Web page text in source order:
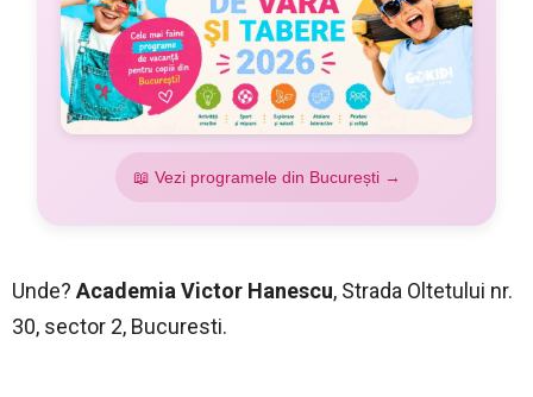
📖 Vezi programele din București →
Unde? Academia Victor Hanescu, Strada Oltetului nr.
30, sector 2, Bucuresti.